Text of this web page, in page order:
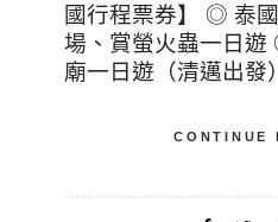
國行程票券】 ◎ 泰
場、賞螢火蟲一日
廟一日遊（清邁出
CONTINUE